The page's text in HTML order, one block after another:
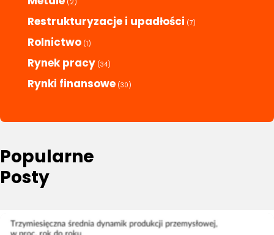
(2)
Restrukturyzacje i upadłości (7)
Rolnictwo (1)
Rynek pracy (34)
Rynki finansowe (30)
Popularne
Posty